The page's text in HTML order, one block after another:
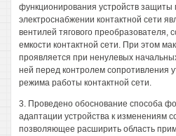
функционирования устройств защиты
электроснабжении контактной сети
вентилей тягового преобразователя,
емкости контактной сети. При этом
проявляется при ненулевых
ней перед контролем сопротивления
режима работы контактной сети.
3. Проведено обоснование способа
адаптации устройства к изменениям
позволяющее расширить область